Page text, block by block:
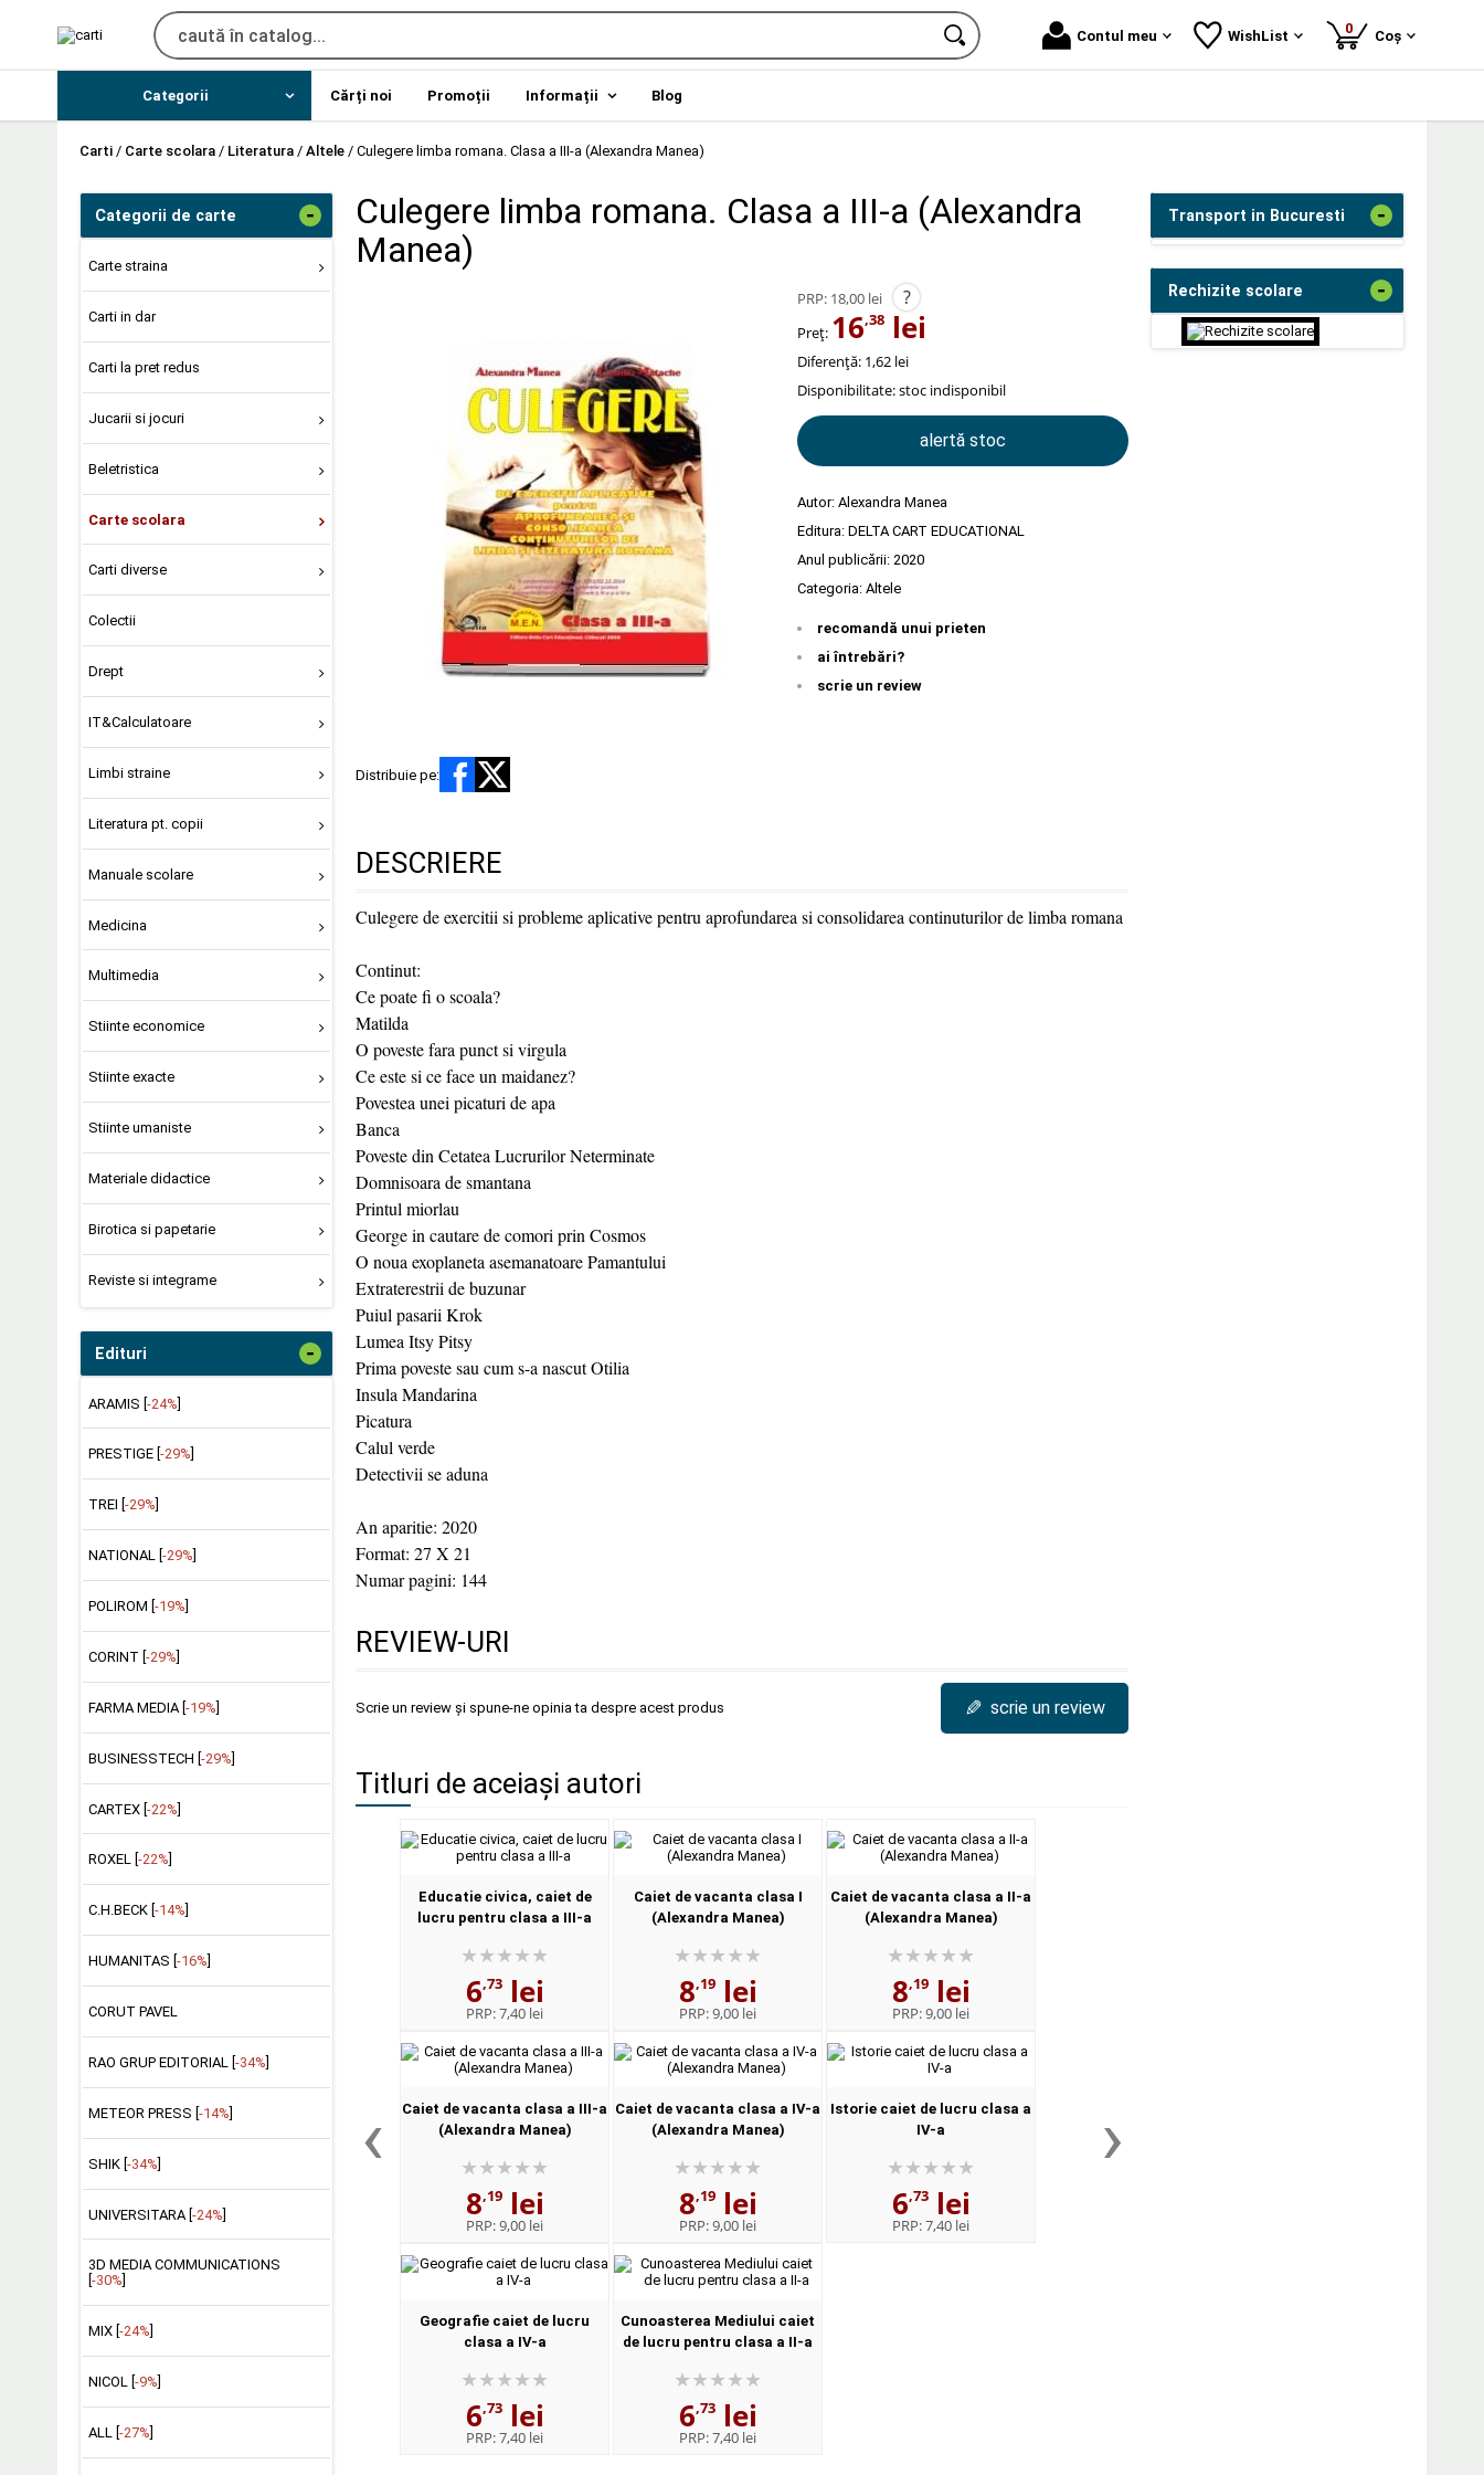
Contul meu WishList 0produse
Coș
Categorii Cărți noi Promoții Informații Blog
Carti / Carte scolara / Literatura / Altele / Culegere limba romana. Clasa a III-a (Alexandra Manea)
Categorii de carte -
Carte straina
Carti in dar
Carti la pret redus
Jucarii si jocuri
Beletristica
Carte scolara
Carti diverse
Colectii
Drept
IT&Calculatoare
Limbi straine
Literatura pt. copii
Manuale scolare
Medicina
Multimedia
Stiinte economice
Stiinte exacte
Stiinte umaniste
Materiale didactice
Birotica si papetarie
Reviste si integrame
Edituri -
ARAMIS [-24%]
PRESTIGE [ -29%
TREI [ -29%
NATIONAL [ -29%
POLIROM [ -19%
CORINT [ -29%
FARMA MEDIA [ -19%
BUSINESSTECH [-29%]
CARTEX [-22%]
ROXEL [ -22%
C.H.BECK [ -14%
HUMANITAS [ -16%
CORUT PAVEL
RAO GRUP EDITORIAL [ -34%
METEOR PRESS [ -14%
SHIK [-34%]
UNIVERSITARA [-24%]
3D MEDIA COMMUNICATIONS
-30%
MIX [ -24%
NICOL [ -9%
ALL [ -27%
Culegere limba romana. Clasa a III-a (Alexandra
Manea)
PRP: 18,00 lei ?
Preț: 16,38 lei
Diferență: 1,62 lei
Disponibilitate:stoc indisponibil
alertă stoc
Autor: Alexandra Manea
Editura: DELTA CART EDUCATIONAL
Anul publicării: 2020
Categoria: Altele
recomandă unui prieten
ai întrebări?
scrie un review
Distribuie pe:
DESCRIERE
Culegere de exercitii si probleme aplicative pentru aprofundarea si consolidarea continuturilor de limba romana
Continut:
Ce poate fi o scoala?
Matilda
O poveste fara punct si virgula
Ce este si ce face un maidanez?
Povestea unei picaturi de apa
Banca
Poveste din Cetatea Lucrurilor Neterminate
Domnisoara de smantana
Printul miorlau
George in cautare de comori prin Cosmos
O noua exoplaneta asemanatoare Pamantului
Extraterestrii de buzunar
Puiul pasarii Krok
Lumea Itsy Pitsy
Prima poveste sau cum s-a nascut Otilia
Insula Mandarina
Picatura
Calul verde
Detectivii se aduna
An aparitie: 2020
Format: 27 X 21
Numar pagini: 144
REVIEW-URI
Scrie un review și spune-ne opinia ta despre acest produs ✎ scrie un review
Titluri de aceiași autori
‹
Educatie civica, caiet de
lucru pentru clasa a III-a
6,73lei
PRP:7,40 lei
Caiet de vacanta clasa I
(Alexandra Manea)
8,19lei
PRP:9,00 lei
Caiet de vacanta clasa a II-a
(Alexandra Manea)
8,19lei
PRP:9,00 lei
Caiet de vacanta clasa a III-a
(Alexandra Manea)
8,19lei
PRP:9,00 lei
Caiet de vacanta clasa a IV-a
(Alexandra Manea)
8,19lei
PRP:9,00 lei
Istorie caiet de lucru clasa a
IV-a
6,73lei
PRP:7,40 lei
Geografie caiet de lucru
clasa a IV-a
6,73lei
PRP:7,40 lei
Cunoasterea Mediului caiet
de lucru pentru clasa a II-a
6,73lei
PRP:7,40 lei
›
Transport in Bucuresti -
Rechizite scolare -